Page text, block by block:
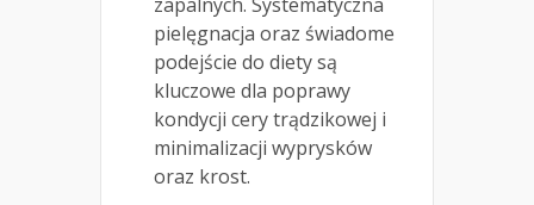
pielęgnacja oraz świadome
podejście do diety są
kluczowe dla poprawy
kondycji cery trądzikowej i
minimalizacji wyprysków
oraz krost.